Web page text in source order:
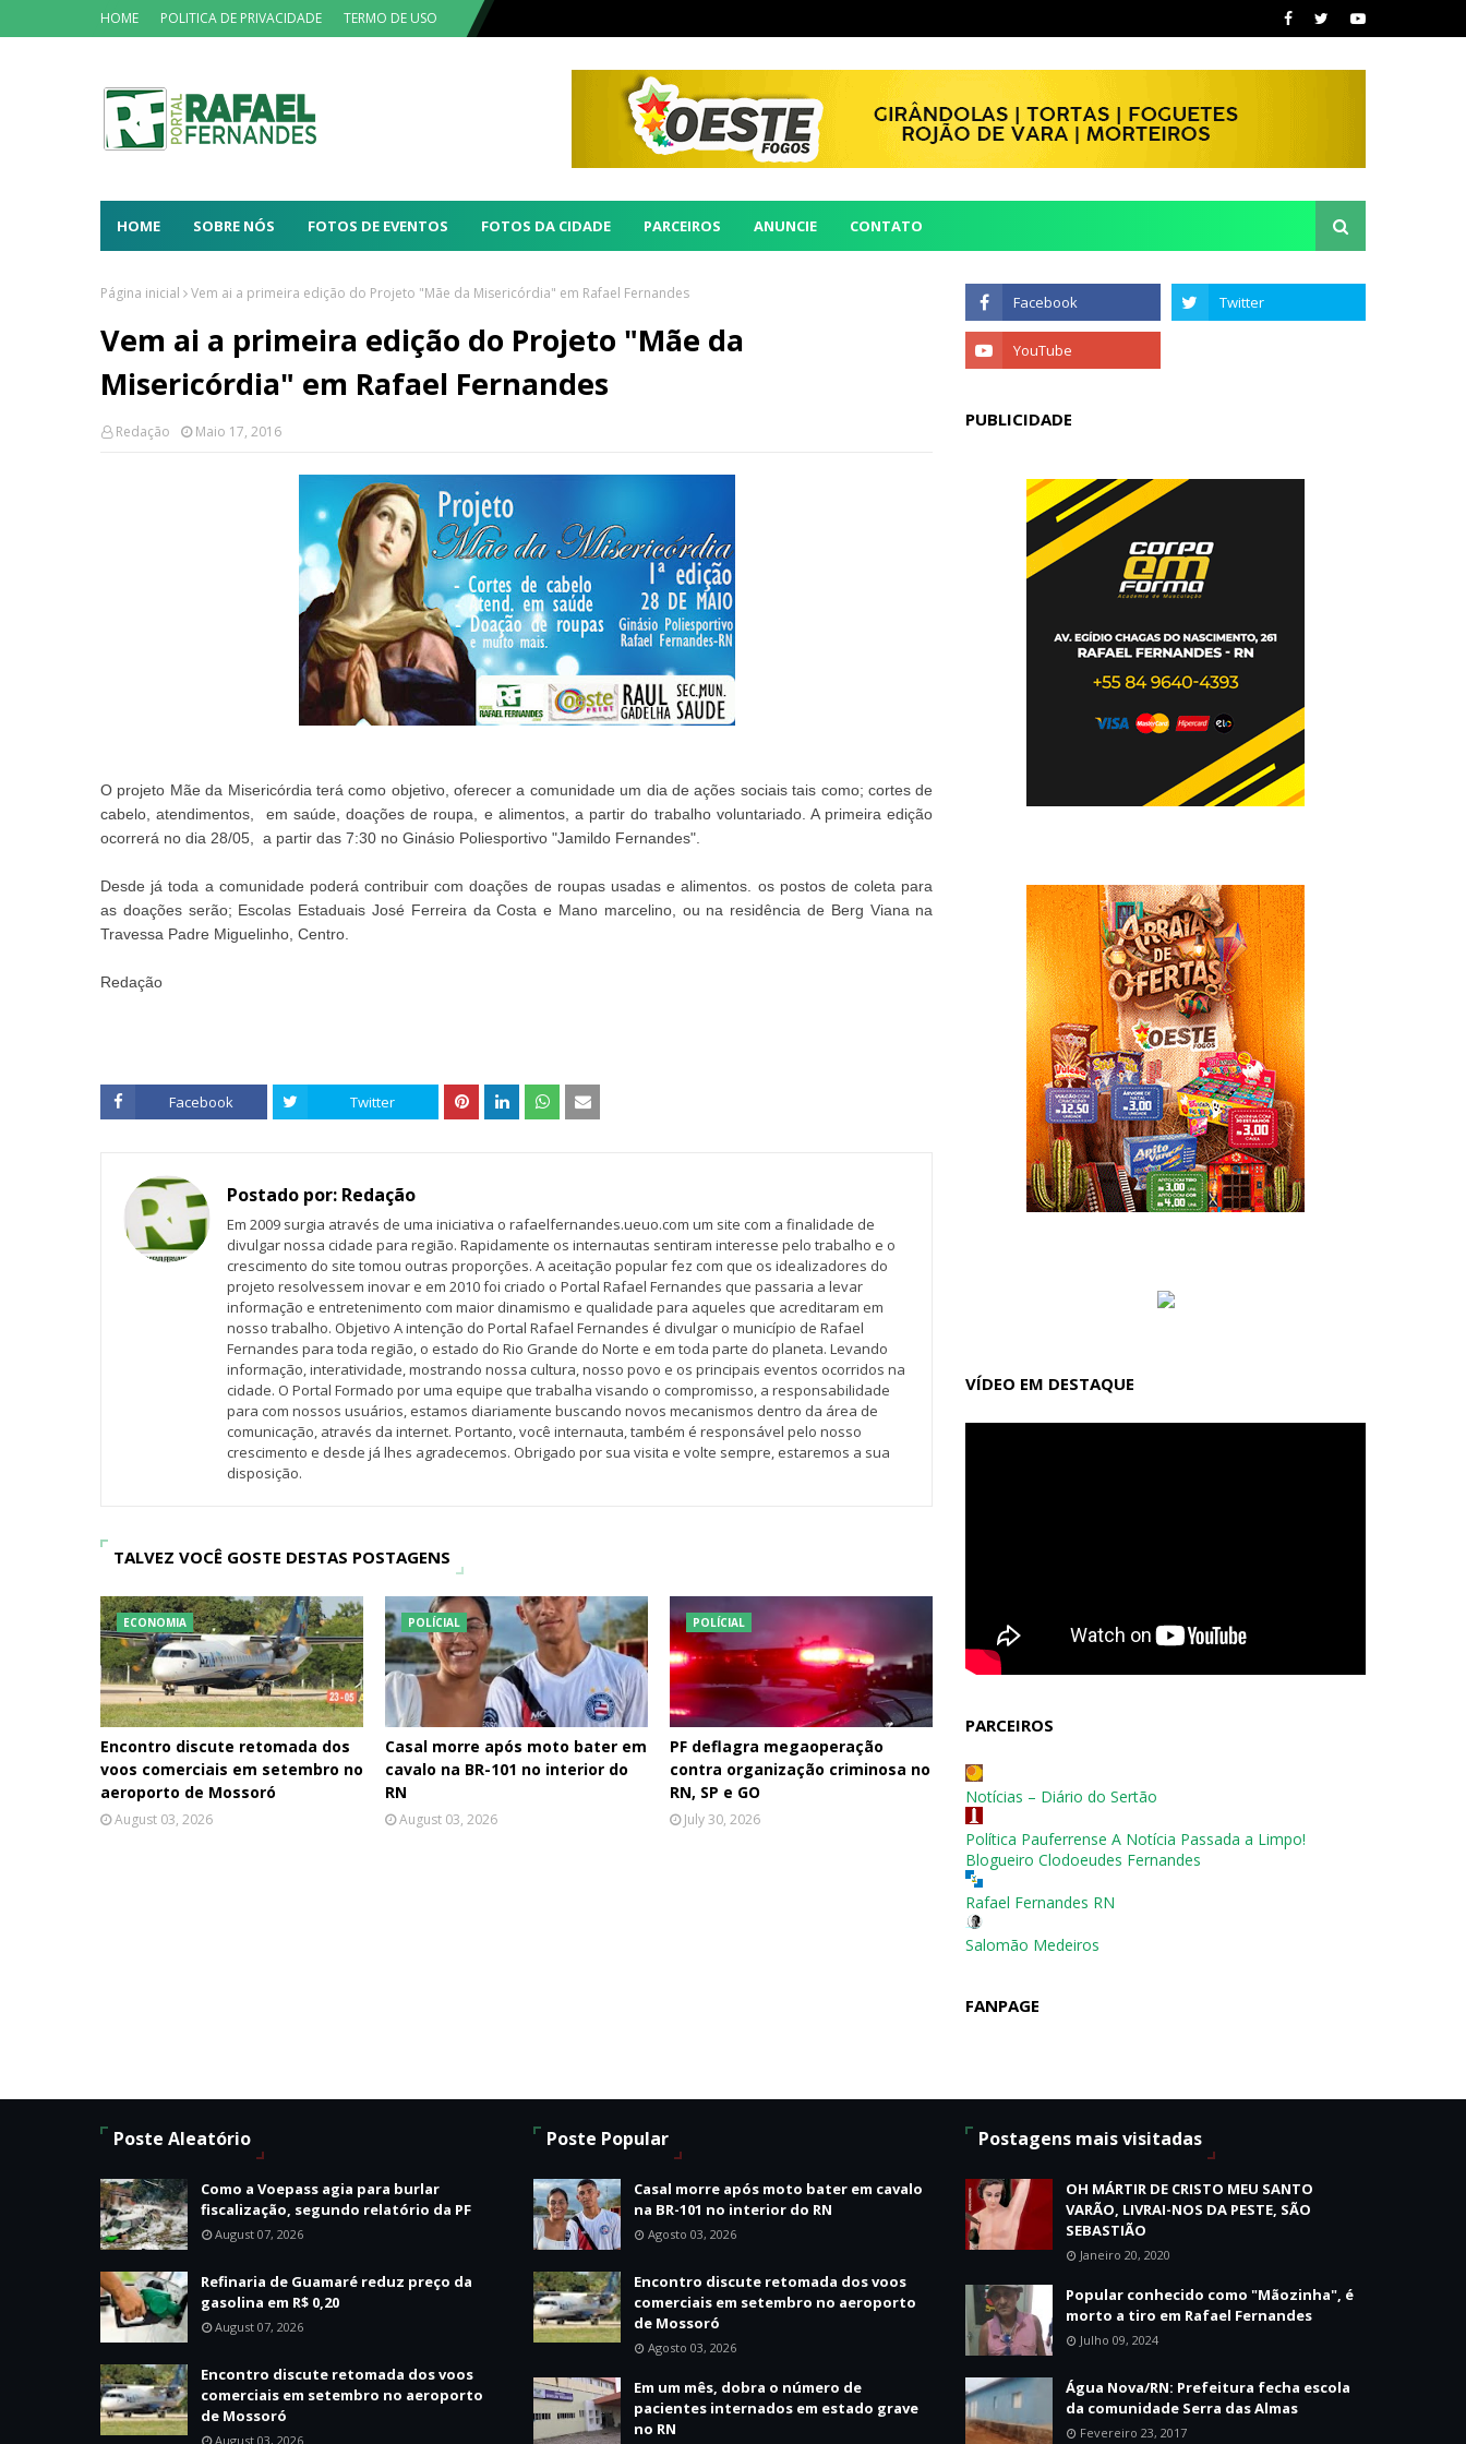
HOME POLITICA DE PRIVACIDADE TERMO DE USO
HOME SOBRE NÓS FOTOS DE EVENTOS FOTOS DA CIDADE PARCEIROS ANUNCIE CONTATO
Página inicial Vem ai a primeira edição do Projeto "Mãe da Misericórdia" em Rafael Fernandes
Vem ai a primeira edição do Projeto "Mãe da
Misericórdia" em Rafael Fernandes
Redação Maio 17, 2016
O projeto Mãe da Misericórdia terá como objetivo, oferecer a comunidade um dia de ações sociais tais como; cortes de
cabelo, atendimentos, em saúde, doações de roupa, e alimentos, a partir do trabalho voluntariado. A primeira edição
ocorrerá no dia 28/05, a partir das 7:30 no Ginásio Poliesportivo "Jamildo Fernandes".
Desde já toda a comunidade poderá contribuir com doações de roupas usadas e alimentos. os postos de coleta para
as doações serão; Escolas Estaduais José Ferreira da Costa e Mano marcelino, ou na residência de Berg Viana na
Travessa Padre Miguelinho, Centro.
Redação
Facebook Twitter
Postado por: Redação
Em 2009 surgia através de uma iniciativa o rafaelfernandes.ueuo.com um site com a finalidade de
divulgar nossa cidade para região. Rapidamente os internautas sentiram interesse pelo trabalho e o
crescimento do site tomou outras proporções. A aceitação popular fez com que os idealizadores do
projeto resolvessem inovar e em 2010 foi criado o Portal Rafael Fernandes que passaria a levar
informação e entretenimento com maior dinamismo e qualidade para aqueles que acreditaram em
nosso trabalho. Objetivo A intenção do Portal Rafael Fernandes é divulgar o município de Rafael
Fernandes para toda região, o estado do Rio Grande do Norte e em toda parte do planeta. Levando
informação, interatividade, mostrando nossa cultura, nosso povo e os principais eventos ocorridos na
cidade. O Portal Formado por uma equipe que trabalha visando o compromisso, a responsabilidade
para com nossos usuários, estamos diariamente buscando novos mecanismos dentro da área de
comunicação, através da internet. Portanto, você internauta, também é responsável pelo nosso
crescimento e desde já lhes agradecemos. Obrigado por sua visita e volte sempre, estaremos a sua
disposição.
TALVEZ VOCÊ GOSTE DESTAS POSTAGENS
ECONOMIA
Encontro discute retomada dos
voos comerciais em setembro no
aeroporto de Mossoró
August 03, 2026
POLÍCIAL
Casal morre após moto bater em
cavalo na BR-101 no interior do
RN
August 03, 2026
POLÍCIAL
PF deflagra megaoperação
contra organização criminosa no
RN, SP e GO
July 30, 2026
PUBLICIDADE
VÍDEO EM DESTAQUE
PARCEIROS
Notícias – Diário do Sertão
Política Pauferrense A Notícia Passada a Limpo!
Blogueiro Clodoeudes Fernandes
Rafael Fernandes RN
Salomão Medeiros
FANPAGE
Poste Aleatório
Como a Voepass agia para burlar
fiscalização, segundo relatório da PF
August 07, 2026
Refinaria de Guamaré reduz preço da
gasolina em R$ 0,20
August 07, 2026
Encontro discute retomada dos voos
comerciais em setembro no aeroporto
de Mossoró
August 03, 2026
Poste Popular
Casal morre após moto bater em cavalo
na BR-101 no interior do RN
Agosto 03, 2026
Encontro discute retomada dos voos
comerciais em setembro no aeroporto
de Mossoró
Agosto 03, 2026
Em um mês, dobra o número de
pacientes internados em estado grave
no RN
Postagens mais visitadas
OH MÁRTIR DE CRISTO MEU SANTO
VARÃO, LIVRAI-NOS DA PESTE, SÃO
SEBASTIÃO
Janeiro 20, 2020
Popular conhecido como "Mãozinha", é
morto a tiro em Rafael Fernandes
Julho 09, 2024
Água Nova/RN: Prefeitura fecha escola
da comunidade Serra das Almas
Fevereiro 23, 2017